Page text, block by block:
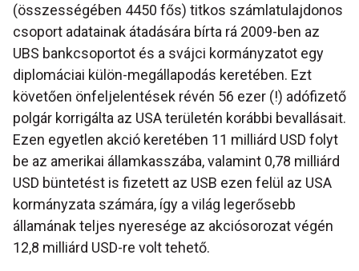
(összességében 4450 fős) titkos számlatulajdonos
csoport adatainak átadására bírta rá 2009-ben az
UBS bankcsoportot és a svájci kormányzatot egy
diplomáciai külön-megállapodás keretében. Ezt
követően önfeljelentések révén 56 ezer (!) adófizető
polgár korrigálta az USA területén korábbi bevallásait.
Ezen egyetlen akció keretében 11 milliárd USD folyt
be az amerikai államkasszába, valamint 0,78 milliárd
USD büntetést is fizetett az USB ezen felül az USA
kormányzata számára, így a világ legerősebb
államának teljes nyeresége az akciósorozat végén
12,8 milliárd USD-re volt tehető.